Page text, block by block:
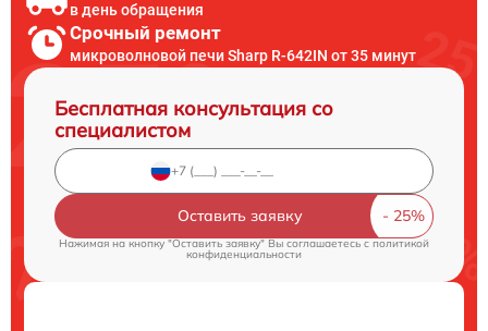
в день обращения
Срочный ремонт
микроволновой печи Sharp R-642IN от 35 минут
Бесплатная консультация со
специалистом
Оставить заявку
Нажимая на кнопку "Оставить заявку" Вы соглашаетесь cполитикой
конфиденциальности